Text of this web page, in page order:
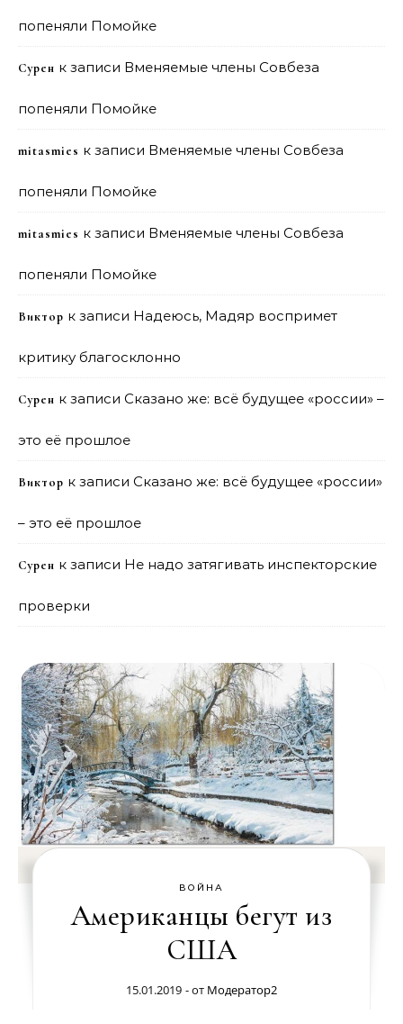
попеняли Помойке
Сурен к записи Вменяемые члены Совбеза
попеняли Помойке
mitasmies к записи Вменяемые члены Совбеза
попеняли Помойке
mitasmies к записи Вменяемые члены Совбеза
попеняли Помойке
Виктор к записи Надеюсь, Мадяр воспримет
критику благосклонно
Сурен к записи Сказано же: всё будущее «россии» –
это её прошлое
Виктор к записи Сказано же: всё будущее «россии»
– это её прошлое
Сурен к записи Не надо затягивать инспекторские
проверки
ВОЙНА
Американцы бегут из
США
15.01.2019 - от Модератор2